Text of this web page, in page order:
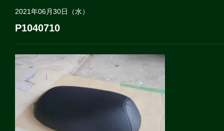
2021年06月30日（水）
P1040710